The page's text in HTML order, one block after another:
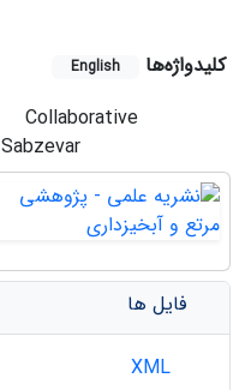
کلیدواژه‌ها English
Collaborative
Sabzevar
فایل ها